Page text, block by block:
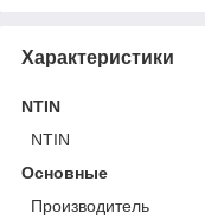
Характеристики
NTIN
NTIN
Основные
Производитель